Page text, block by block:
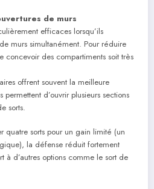
de murs
efficaces lorsqu’ils
murs simultanément. Pour réduire
des compartiments soit très
offrent souvent la meilleure
d’ouvrir plusieurs sections
sorts.
quatre sorts pour un gain limité (un
la défense réduit fortement
à d’autres options comme le sort de